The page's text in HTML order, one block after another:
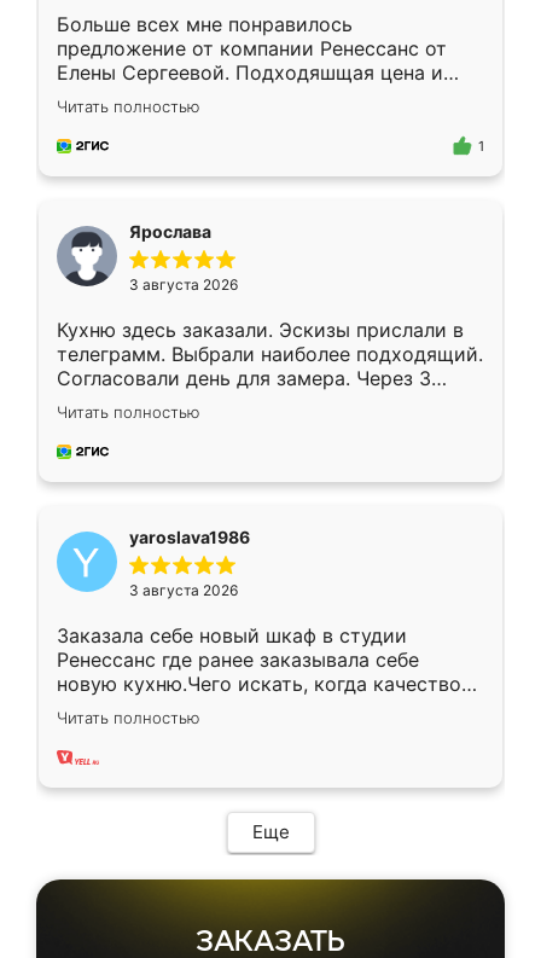
Больше всех мне понравилось
предложение от компании Ренессанс от
Елены Сергеевой. Подходяшщая цена и
короткие сроки изготовления. Приехавший
для замера сотрудник Владислав
предложил по моему эскизу самый
Читать полностью
1
Ярослава
3 августа 2026
Кухню здесь заказали. Эскизы прислали в
телеграмм. Выбрали наиболее подходящий.
Согласовали день для замера. Через 3
недели кухня была уже готова. Остались
довольны работой. Спасибо Ренессанс
мебель за качественную работу!
Читать полностью
yaroslava1986
3 августа 2026
Заказала себе новый шкаф в студии
Ренессанс где ранее заказывала себе
новую кухню.Чего искать, когда качеством
вполне довольна. Служит кухня уже почти
два года, нареканий нет.
Читать полностью
Еще
ЗАКАЗАТЬ